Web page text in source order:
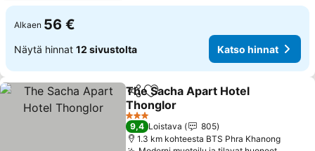
Alkaen 56 €
Näytä hinnat 12 sivustolta Katso hinnat
Jaa Lisää suosikkeihin
The Sacha Apart Hotel
Thonglor
3 Tähtiluokitus
9,4 Loistava
805
1.3 km kohteesta BTS Phra Khanong